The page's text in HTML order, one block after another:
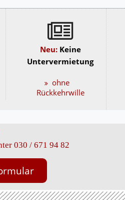
Neu: Keine
Untervermietung
ohne
Rückkehrwille
030 / 671 94 82